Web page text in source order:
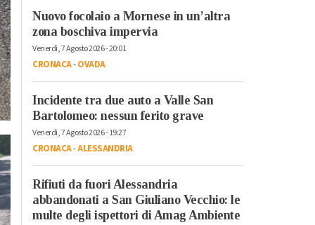
Nuovo focolaio a Mornese in un’altra
zona boschiva impervia
Venerdì, 7 Agosto 2026 - 20:01
CRONACA-OVADA
Incidente tra due auto a Valle San
Bartolomeo: nessun ferito grave
Venerdì, 7 Agosto 2026 - 19:27
CRONACA-ALESSANDRIA
Rifiuti da fuori Alessandria
abbandonati a San Giuliano Vecchio: le
multe degli ispettori di Amag Ambiente